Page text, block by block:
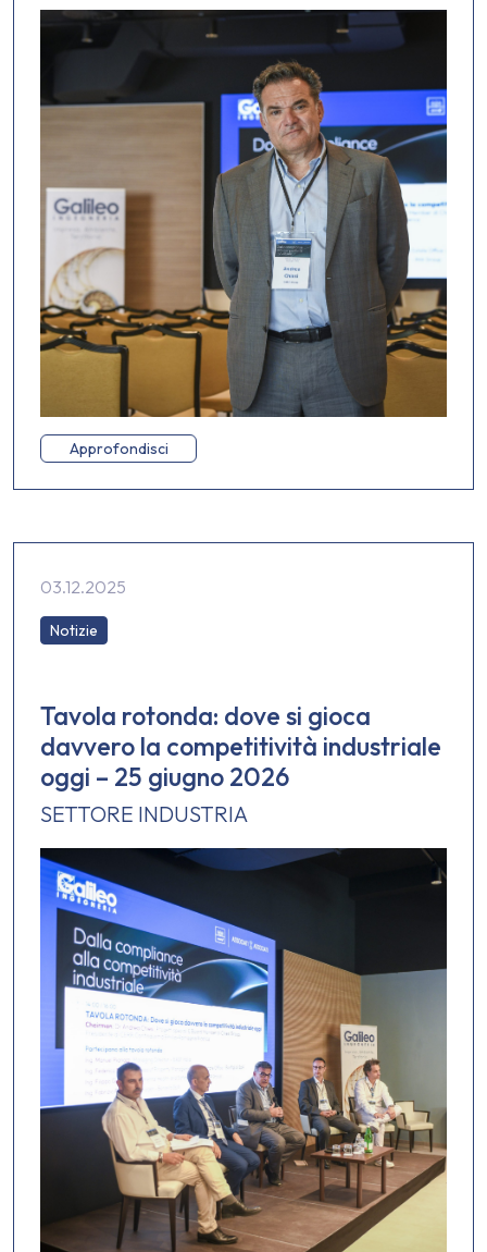
Approfondisci
03.12.2025
Notizie
Tavola rotonda: dove si gioca
davvero la competitività industriale
oggi – 25 giugno 2026
SETTORE INDUSTRIA